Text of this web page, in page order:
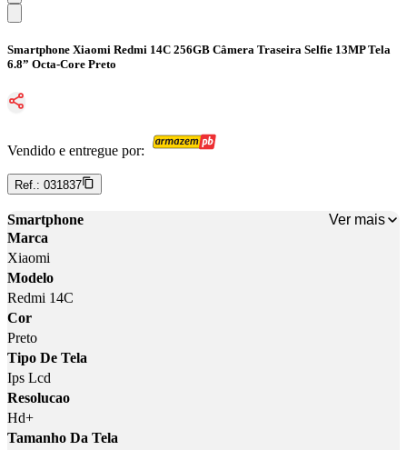
Smartphone Xiaomi Redmi 14C 256GB Câmera Traseira Selfie 13MP Tela
6.8” Octa-Core Preto
Vendido e entregue por:
Ref.: 031837
Smartphone
Ver mais
Marca
Xiaomi
Modelo
Redmi 14C
Cor
Preto
Tipo De Tela
Ips Lcd
Resolucao
Hd+
Tamanho Da Tela